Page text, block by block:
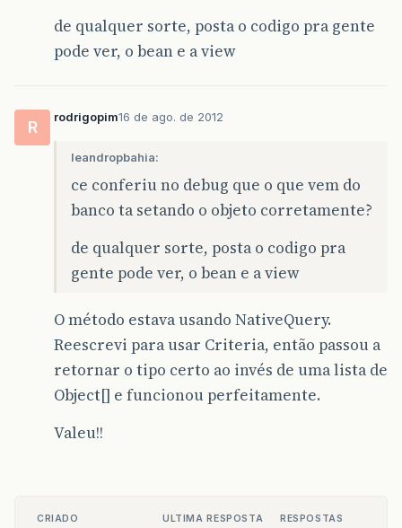
de qualquer sorte, posta o codigo pra gente
pode ver, o bean e a view
R
rodrigopim16 de ago. de 2012
leandropbahia:
ce conferiu no debug que o que vem do
banco ta setando o objeto corretamente?
de qualquer sorte, posta o codigo pra
gente pode ver, o bean e a view
O método estava usando NativeQuery.
Reescrevi para usar Criteria, então passou a
retornar o tipo certo ao invés de uma lista de
Object[] e funcionou perfeitamente.
Valeu!!
CRIADO ULTIMA RESPOSTA RESPOSTAS